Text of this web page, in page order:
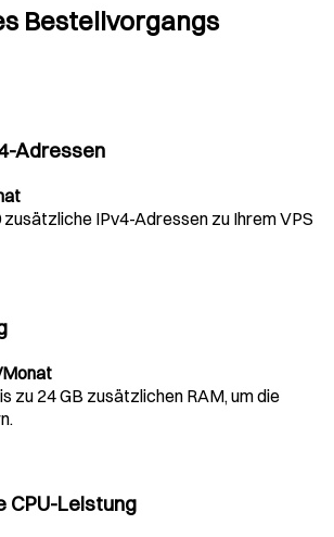
Bestellvorgangs
Adressen
zusätzliche IPv4-Adressen zu Ihrem VPS
Monat
zu 24 GB zusätzlichen RAM, um die
CPU-Leistung